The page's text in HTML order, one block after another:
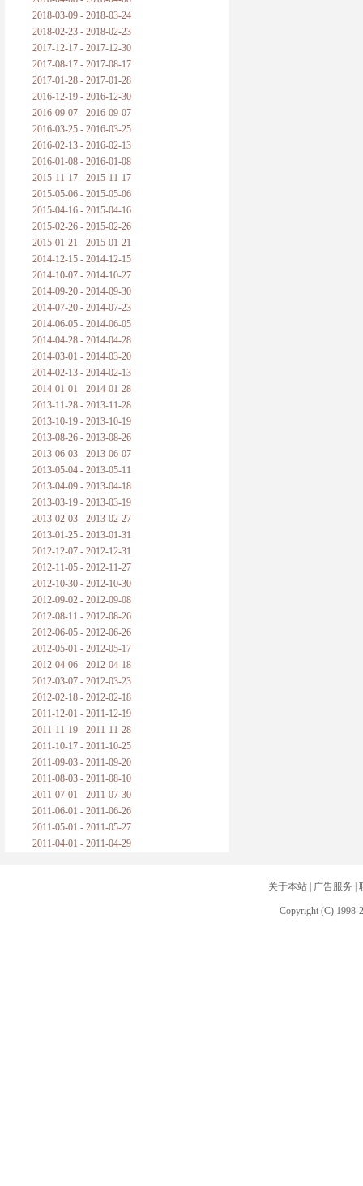
2018-03-09 - 2018-03-24
2018-02-23 - 2018-02-23
2017-12-17 - 2017-12-30
2017-08-17 - 2017-08-17
2017-01-28 - 2017-01-28
2016-12-19 - 2016-12-30
2016-09-07 - 2016-09-07
2016-03-25 - 2016-03-25
2016-02-13 - 2016-02-13
2016-01-08 - 2016-01-08
2015-11-17 - 2015-11-17
2015-05-06 - 2015-05-06
2015-04-16 - 2015-04-16
2015-02-26 - 2015-02-26
2015-01-21 - 2015-01-21
2014-12-15 - 2014-12-15
2014-10-07 - 2014-10-27
2014-09-20 - 2014-09-30
2014-07-20 - 2014-07-23
2014-06-05 - 2014-06-05
2014-04-28 - 2014-04-28
2014-03-01 - 2014-03-20
2014-02-13 - 2014-02-13
2014-01-01 - 2014-01-28
2013-11-28 - 2013-11-28
2013-10-19 - 2013-10-19
2013-08-26 - 2013-08-26
2013-06-03 - 2013-06-07
2013-05-04 - 2013-05-11
2013-04-09 - 2013-04-18
2013-03-19 - 2013-03-19
2013-02-03 - 2013-02-27
2013-01-25 - 2013-01-31
2012-12-07 - 2012-12-31
2012-11-05 - 2012-11-27
2012-10-30 - 2012-10-30
2012-09-02 - 2012-09-08
2012-08-11 - 2012-08-26
2012-06-05 - 2012-06-26
2012-05-01 - 2012-05-17
2012-04-06 - 2012-04-18
2012-03-07 - 2012-03-23
2012-02-18 - 2012-02-18
2011-12-01 - 2011-12-19
2011-11-19 - 2011-11-28
2011-10-17 - 2011-10-25
2011-09-03 - 2011-09-20
2011-08-03 - 2011-08-10
2011-07-01 - 2011-07-30
2011-06-01 - 2011-06-26
2011-05-01 - 2011-05-27
2011-04-01 - 2011-04-29
关于本站| 广告服务
Copyright (C) 1998-